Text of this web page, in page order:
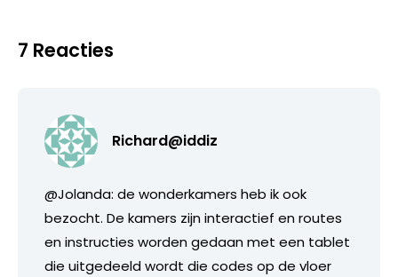
7 Reacties
Richard@iddiz
@Jolanda: de wonderkamers heb ik ook
bezocht. De kamers zijn interactief en routes
en instructies worden gedaan met een tablet
die uitgedeeld wordt die codes op de vloer